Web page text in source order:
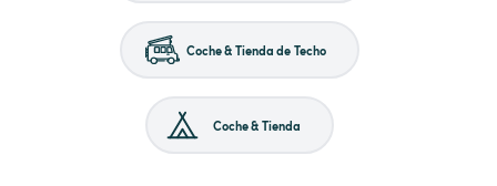
Coche & Tienda de Techo
Coche & Tienda